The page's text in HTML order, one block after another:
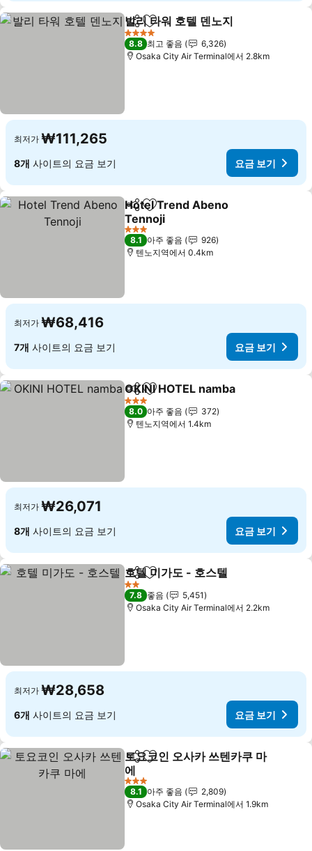
공유 즐겨찾기에 추가
발리 타워 호텔 덴노지
4 성급
8.8 최고 좋음
6,326
Osaka City Air Terminal에서 2.8km
최저가 ₩111,265
8개 사이트의 요금 보기 요금 보기
공유 즐겨찾기에 추가
Hotel Trend Abeno
Tennoji
요금 보기
3 성급
8.1 아주 좋음
926
텐노지역에서 0.4km
최저가 ₩68,416
7개 사이트의 요금 보기 요금 보기
공유 즐겨찾기에 추가
OKINI HOTEL namba
3 성급
8.0 아주 좋음
372
텐노지역에서 1.4km
최저가 ₩26,071
8개 사이트의 요금 보기 요금 보기
공유 즐겨찾기에 추가
호텔 미가도 - 호스텔
2 성급
7.8 좋음
5,451
Osaka City Air Terminal에서 2.2km
최저가 ₩28,658
6개 사이트의 요금 보기 요금 보기
공유 즐겨찾기에 추가
토요코인 오사카 쓰텐카쿠 마
에
요금 보기
3 성급
8.1 아주 좋음
2,809
Osaka City Air Terminal에서 1.9km